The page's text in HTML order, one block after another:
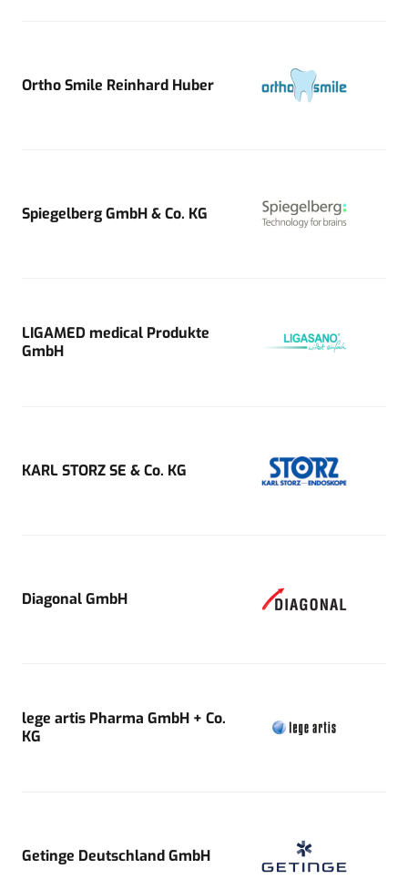
Ortho Smile Reinhard Huber
Spiegelberg GmbH & Co. KG
LIGAMED medical Produkte
GmbH
KARL STORZ SE & Co. KG
Diagonal GmbH
lege artis Pharma GmbH + Co.
KG
Getinge Deutschland GmbH